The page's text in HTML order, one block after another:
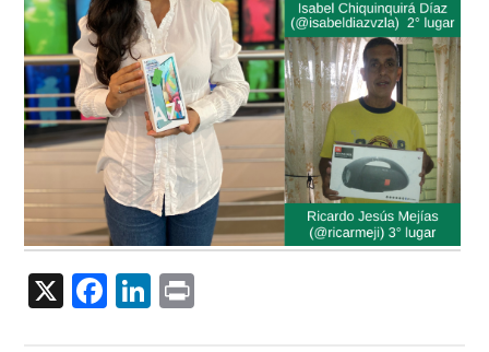
X Facebook
LinkedIn